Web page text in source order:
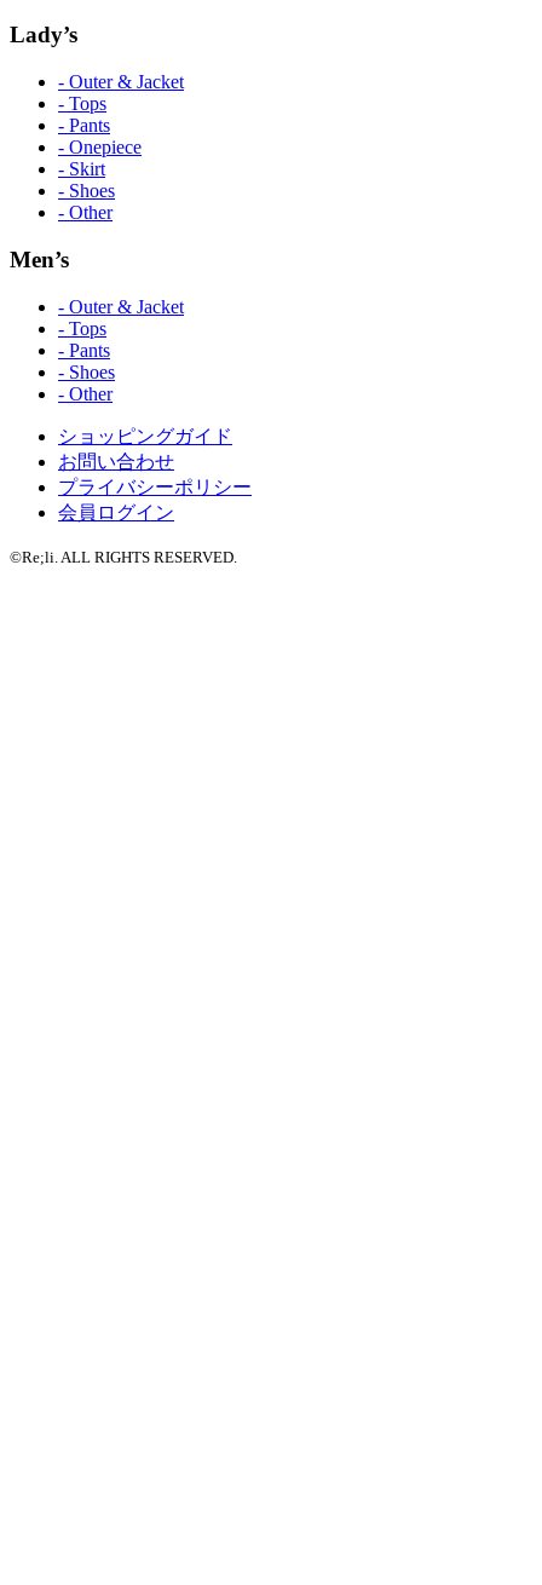
Lady’s
- Outer & Jacket
- Tops
- Pants
- Onepiece
- Skirt
- Shoes
- Other
Men’s
- Outer & Jacket
- Tops
- Pants
- Shoes
- Other
ショッピングガイド
お問い合わせ
プライバシーポリシー
会員ログイン
©Re;li. ALL RIGHTS RESERVED.